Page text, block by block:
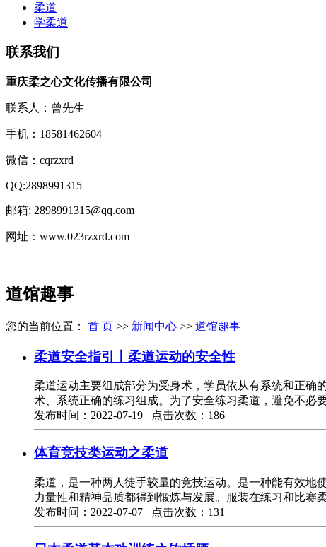
柔道
学柔道
联系我们
重庆柔之心文化传播有限公司
联系人：曾先生
手机：18581462604
微信：cqrzxrd
QQ:2898991315
邮箱: 2898991315@qq.com
网址：www.023rzxrd.com
道馆趣事
您的当前位置： 首 页 >> 新闻中心 >> 道馆趣事
柔道安全指引丨柔道运动的安全性
柔道运动主要组成部分为受身术，学员依从有系统和正确
术、系统正确的练习组成。为了安全练习柔道，避免不必
发布时间：2022-07-19 点击次数：186
体育竞技类运动之柔道
柔道，是一种两人徒手较量的竞技运动。是一种能有效地
力量性和精神品质都得到锻炼与发展。服装在练习和比赛
发布时间：2022-07-07 点击次数：131